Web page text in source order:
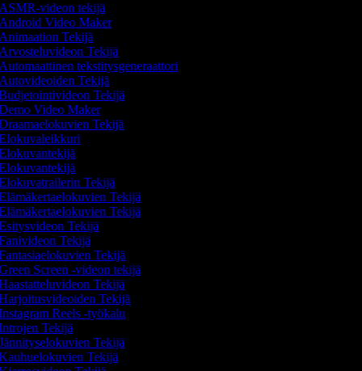
videon tekijä
Video Maker
Tekijä
Tekijä
tekstitysgeneraattori
Tekijä
Tekijä
Video Maker
Tekijä
Tekijä
Tekijä
Tekijä
Tekijä
Tekijä
Tekijä
Screen -videon tekijä
Tekijä
Tekijä
Reels -työkalu
Tekijä
Tekijä
Tekijä